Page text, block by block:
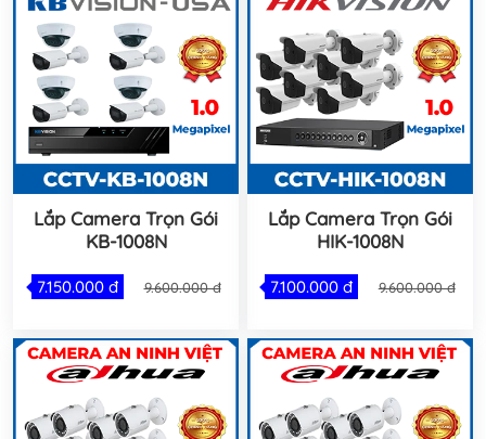
Lắp Camera Trọn Gói
KB-1008N
7.150.000 đ 9.600.000 đ
Lắp Camera Trọn Gói
HIK-1008N
7.100.000 đ 9.600.000 đ